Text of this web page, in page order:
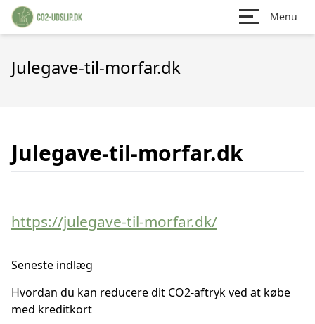
Menu
Julegave-til-morfar.dk
Julegave-til-morfar.dk
https://julegave-til-morfar.dk/
Seneste indlæg
Hvordan du kan reducere dit CO2-aftryk ved at købe
med kreditkort